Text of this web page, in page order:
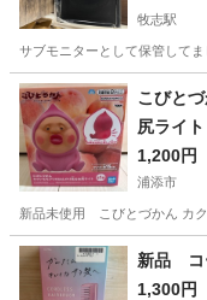
牧志駅
サブモニターとして保管して
沖縄 那覇市 牧志駅
こびと
尻ライト
1,200円
浦添市
新品未使用 こびとづかん カ
沖縄 浦添市 生活家電
新品 コ
1,300円